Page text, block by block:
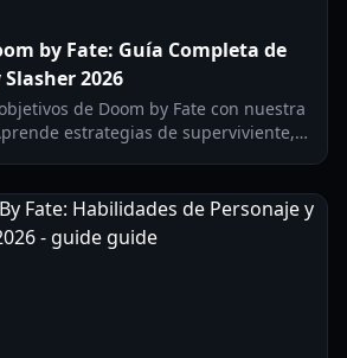
by Fate: Guía Completa de
2026
de Doom by Fate con nuestra
estrategias de superviviente,